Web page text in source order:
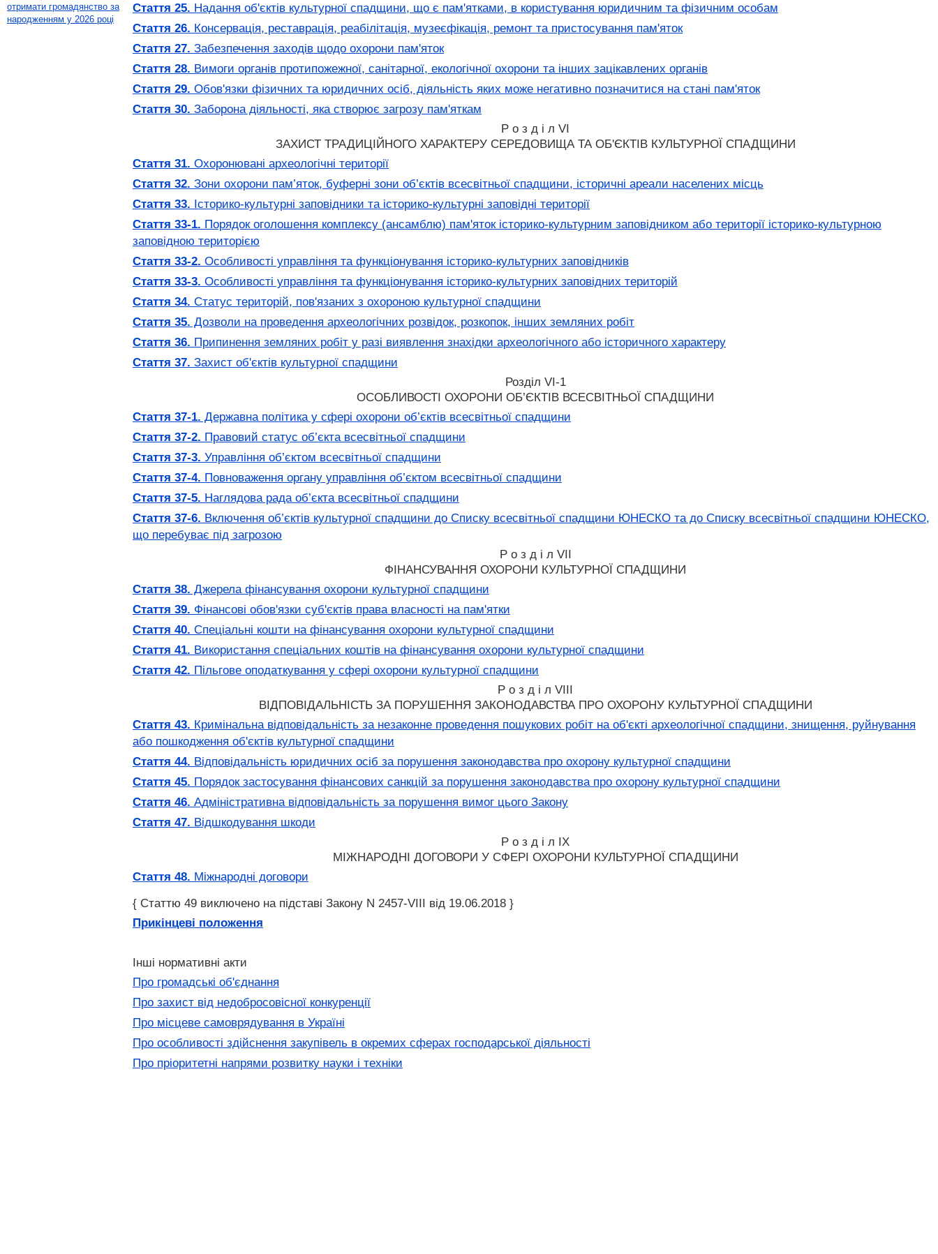
Стаття 25. Надання об'єктів культурної спадщини, що є пам'ятками, в користування юридичним та фізичним особам
Стаття 26. Консервація, реставрація, реабілітація, музеєфікація, ремонт та пристосування пам'яток
Стаття 27. Забезпечення заходів щодо охорони пам'яток
Стаття 28. Вимоги органів протипожежної, санітарної, екологічної охорони та інших зацікавлених органів
Стаття 29. Обов'язки фізичних та юридичних осіб, діяльність яких може негативно позначитися на стані пам'яток
Стаття 30. Заборона діяльності, яка створює загрозу пам'яткам
Р о з д і л VI
ЗАХИСТ ТРАДИЦІЙНОГО ХАРАКТЕРУ СЕРЕДОВИЩА ТА ОБ'ЄКТІВ КУЛЬТУРНОЇ СПАДЩИНИ
Стаття 31. Охоронювані археологічні території
Стаття 32. Зони охорони пам’яток, буферні зони об’єктів всесвітньої спадщини, історичні ареали населених місць
Стаття 33. Історико-культурні заповідники та історико-культурні заповідні території
Стаття 33-1. Порядок оголошення комплексу (ансамблю) пам'яток історико-культурним заповідником або території історико-культурною
заповідною територією
Стаття 33-2. Особливості управління та функціонування історико-культурних заповідників
Стаття 33-3. Особливості управління та функціонування історико-культурних заповідних територій
Стаття 34. Статус територій, пов'язаних з охороною культурної спадщини
Стаття 35. Дозволи на проведення археологічних розвідок, розкопок, інших земляних робіт
Стаття 36. Припинення земляних робіт у разі виявлення знахідки археологічного або історичного характеру
Стаття 37. Захист об'єктів культурної спадщини
Розділ VI-1
ОСОБЛИВОСТІ ОХОРОНИ ОБ’ЄКТІВ ВСЕСВІТНЬОЇ СПАДЩИНИ
Стаття 37-1. Державна політика у сфері охорони об’єктів всесвітньої спадщини
Стаття 37-2. Правовий статус об’єкта всесвітньої спадщини
Стаття 37-3. Управління об’єктом всесвітньої спадщини
Стаття 37-4. Повноваження органу управління об’єктом всесвітньої спадщини
Стаття 37-5. Наглядова рада об’єкта всесвітньої спадщини
Стаття 37-6. Включення об’єктів культурної спадщини до Списку всесвітньої спадщини ЮНЕСКО та до Списку всесвітньої спадщини ЮНЕСКО,
що перебуває під загрозою
Р о з д і л VII
ФІНАНСУВАННЯ ОХОРОНИ КУЛЬТУРНОЇ СПАДЩИНИ
Стаття 38. Джерела фінансування охорони культурної спадщини
Стаття 39. Фінансові обов'язки суб'єктів права власності на пам'ятки
Стаття 40. Спеціальні кошти на фінансування охорони культурної спадщини
Стаття 41. Використання спеціальних коштів на фінансування охорони культурної спадщини
Стаття 42. Пільгове оподаткування у сфері охорони культурної спадщини
Р о з д і л VIII
ВІДПОВІДАЛЬНІСТЬ ЗА ПОРУШЕННЯ ЗАКОНОДАВСТВА ПРО ОХОРОНУ КУЛЬТУРНОЇ СПАДЩИНИ
Стаття 43. Кримінальна відповідальність за незаконне проведення пошукових робіт на об'єкті археологічної спадщини, знищення, руйнування
або пошкодження об'єктів культурної спадщини
Стаття 44. Відповідальність юридичних осіб за порушення законодавства про охорону культурної спадщини
Стаття 45. Порядок застосування фінансових санкцій за порушення законодавства про охорону культурної спадщини
Стаття 46. Адміністративна відповідальність за порушення вимог цього Закону
Стаття 47. Відшкодування шкоди
Р о з д і л IX
МІЖНАРОДНІ ДОГОВОРИ У СФЕРІ ОХОРОНИ КУЛЬТУРНОЇ СПАДЩИНИ
Стаття 48. Міжнародні договори
{ Статтю 49 виключено на підставі Закону N 2457-VIII від 19.06.2018 }
Прикінцеві положення
Інші нормативні акти
Про громадські об'єднання
Про захист від недобросовісної конкуренції
Про місцеве самоврядування в Україні
Про особливості здійснення закупівель в окремих сферах господарської діяльності
Про пріоритетні напрями розвитку науки і техніки
отримати громадянство за
народженням у 2026 році